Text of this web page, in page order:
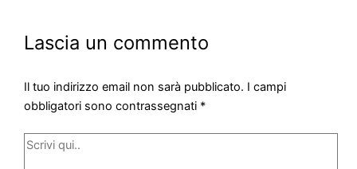
Lascia un commento
Il tuo indirizzo email non sarà pubblicato. I campi
obbligatori sono contrassegnati *
Scrivi